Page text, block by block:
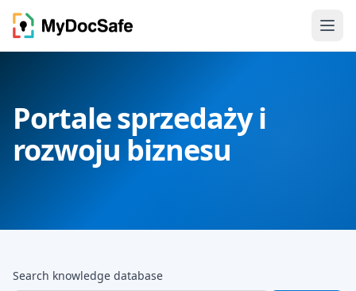
Portale sprzedaży i
rozwoju biznesu
Search knowledge database